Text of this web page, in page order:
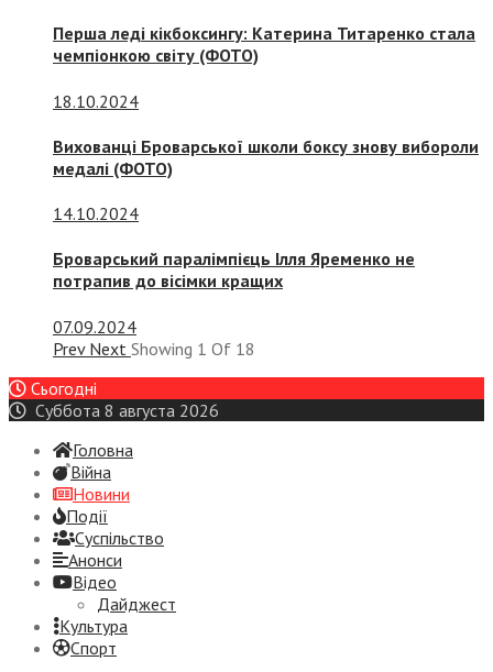
Перша леді кікбоксингу: Катерина Титаренко стала
чемпіонкою світу (ФОТО)
18.10.2024
Вихованці Броварської школи боксу знову вибороли
медалі (ФОТО)
14.10.2024
Броварський паралімпієць Ілля Яременко не
потрапив до вісімки кращих
07.09.2024
Prev Next Showing 1 Of 18
Сьогодні
Суббота 8 августа 2026
Головна
Війна
Новини
Події
Суспiльство
Анонси
Відео
Дайджест
Культура
Спорт